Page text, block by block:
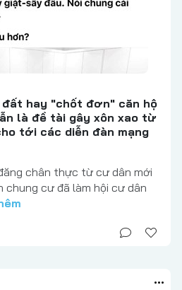
đất hay "chốt đơn" căn hộ
là đề tài gây xôn xao từ
tới các diễn đàn mạng
chân thực từ cư dân mới
chung cư đã làm hội cư dân